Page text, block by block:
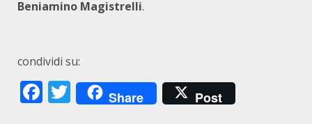
Beniamino Magistrelli.
condividi su:
Facebook
Twitter
Share Post